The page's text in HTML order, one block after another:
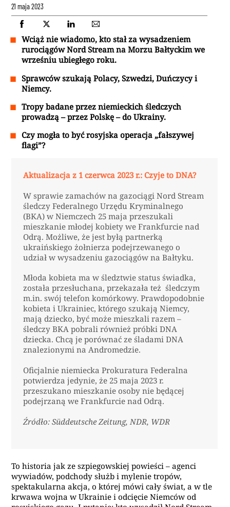
21 maja 2023
Wciąż nie wiadomo, kto stał za wysadzeniem
rurociągów Nord Stream na Morzu Bałtyckim we
wrześniu ubiegłego roku.
Sprawców szukają Polacy, Szwedzi, Duńczycy i
Niemcy.
Tropy badane przez niemieckich śledczych
prowadzą – przez Polskę – do Ukrainy.
Czy mogła to być rosyjska operacja „fałszywej
flagi”?
Aktualizacja z 1 czerwca 2023 r.: Czyje to DNA?
W sprawie zamachów na gazociągi Nord Stream
śledczy Federalnego Urzędu Kryminalnego
(BKA) w Niemczech 25 maja przeszukali
mieszkanie młodej kobiety we Frankfurcie nad
Odrą. Możliwe, że jest byłą partnerką
ukraińskiego żołnierza podejrzewanego o
udział w wysadzeniu gazociągów na Bałtyku.
Młoda kobieta ma w śledztwie status świadka,
została przesłuchana, przekazała też śledczym
m.in. swój telefon komórkowy. Prawdopodobnie
kobieta i Ukrainiec, którego szukają Niemcy,
mają dziecko, być może mieszkali razem –
śledczy BKA pobrali również próbki DNA
dziecka. Chcą je porównać ze śladami DNA
znalezionymi na Andromedzie.
Oficjalnie niemiecka Prokuratura Federalna
potwierdza jedynie, że 25 maja 2023 r.
przeszukano mieszkanie osoby nie będącej
podejrzaną we Frankfurcie nad Odrą.
Źródło: Süddeutsche Zeitung, NDR, WDR
To historia jak ze szpiegowskiej powieści – agenci
wywiadów, podchody służb i mylenie tropów,
spektakularna akcja, o której mówi cały świat, a w tle
krwawa wojna w Ukrainie i odcięcie Niemców od